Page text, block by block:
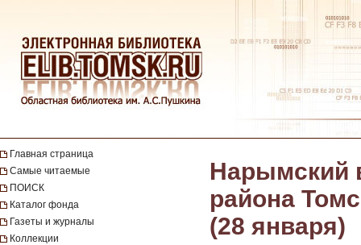
Главная страница
Самые читаемые
ПОИСК
Каталог фонда
Газеты и журналы
Коллекции
Нарымский
района
(28 января)